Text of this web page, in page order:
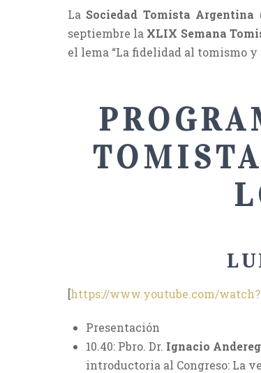
La Sociedad Tomista Argentina
septiembre la XLIX Semana
el lema “La fidelidad al tomismo y
[https://www.youtube.com/
Presentación
10.40: Pbro. Dr. Ignacio
introductoria al Congreso: La